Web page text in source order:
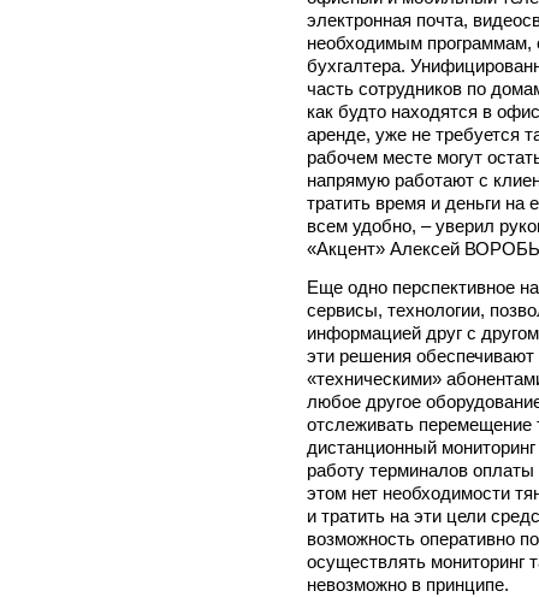
электронная почта,
необходимым программам,
бухгалтера.
часть сотрудников по
как будто находятся в
аренде, уже не требуется
рабочем месте могут
напрямую работают с
тратить время и деньги
всем удобно, – уверил
«Акцент» Алексей
Еще одно перспективное
сервисы, технологии,
информацией друг с
эти решения
«техническими»
любое другое
отслеживать перемещение
дистанционный
работу терминалов
этом нет необходимости
и тратить на эти цели
возможность оперативно
осуществлять мониторинг
невозможно в принципе.